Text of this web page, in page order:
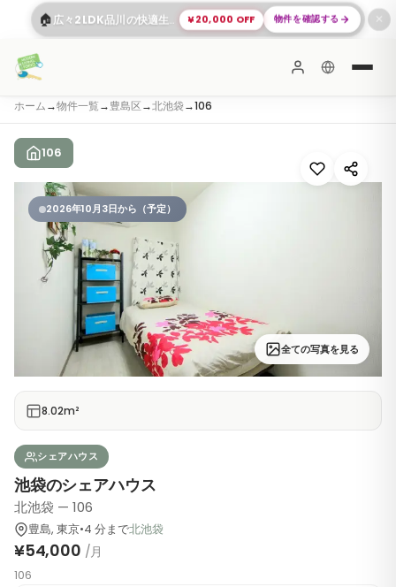
🏠 広々2LDK品川の快適生活 ¥20,000 OFF 物件を確認する ✕
ホーム→物件一覧→豊島区→北池袋→106
106
2026年10月3日から（予定）
全ての写真を見る
8.02m²
シェアハウス
池袋のシェアハウス
北池袋 — 106
豊島, 東京•4 分まで北池袋
¥54,000 /月
106